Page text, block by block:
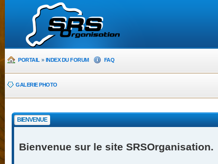
PORTAIL » INDEX DU FORUM FAQ
GALERIE PHOTO
BIENVENUE
Bienvenue sur le site SRSOrganisation.